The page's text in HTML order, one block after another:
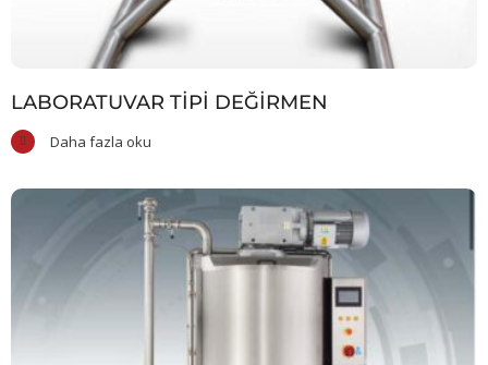
LABORATUVAR TIPI DEĞIRMEN
Daha fazla oku